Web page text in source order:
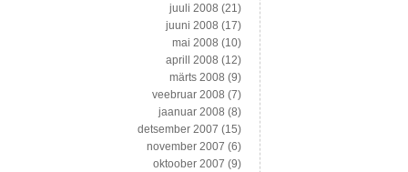
juuli 2008 (21)
juuni 2008 (17)
mai 2008 (10)
aprill 2008 (12)
märts 2008 (9)
veebruar 2008 (7)
jaanuar 2008 (8)
detsember 2007 (15)
november 2007 (6)
oktoober 2007 (9)